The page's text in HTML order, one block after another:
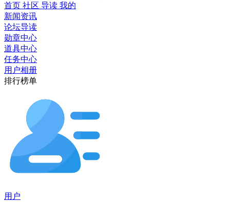
首页 社区 导读 我的
新闻资讯
论坛导读
勋章中心
道具中心
任务中心
用户相册
排行榜单
用户